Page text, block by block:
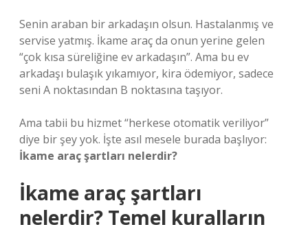
Senin araban bir arkadaşın olsun. Hastalanmış ve
servise yatmış. İkame araç da onun yerine gelen
“çok kısa süreliğine ev arkadaşın”. Ama bu ev
arkadaşı bulaşık yıkamıyor, kira ödemiyor, sadece
seni A noktasından B noktasına taşıyor.
Ama tabii bu hizmet “herkese otomatik veriliyor”
diye bir şey yok. İşte asıl mesele burada başlıyor:
İkame araç şartları nelerdir?
İkame araç şartları
nelerdir? Temel kuralların